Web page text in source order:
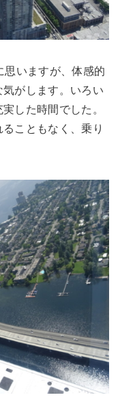
思いますが、体感的
がします。いろい
した時間でした。
こともなく、乗り